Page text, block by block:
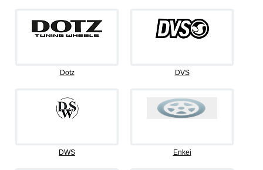
Dotz DVS
DWS Enkei